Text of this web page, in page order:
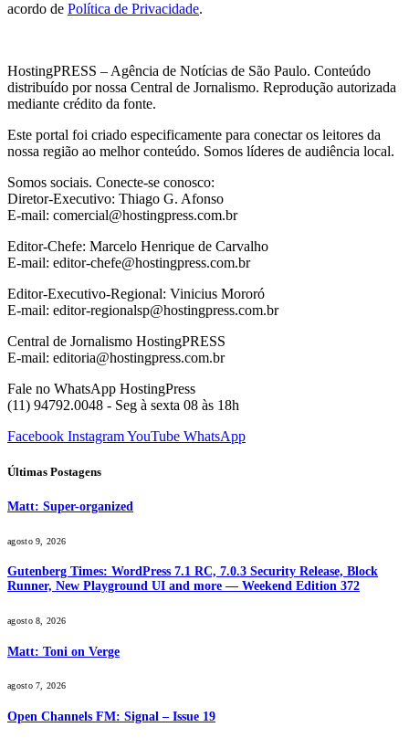
acordo de Política de Privacidade.
HostingPRESS – Agência de Notícias de São Paulo. Conteúdo
distribuído por nossa Central de Jornalismo. Reprodução autorizada
mediante crédito da fonte.
Este portal foi criado especificamente para conectar os leitores da
nossa região ao melhor conteúdo. Somos líderes de audiência local.
Somos sociais. Conecte-se conosco:
Diretor-Executivo: Thiago G. Afonso
E-mail: comercial@hostingpress.com.br
Editor-Chefe: Marcelo Henrique de Carvalho
E-mail: editor-chefe@hostingpress.com.br
Editor-Executivo-Regional: Vinicius Mororó
E-mail: editor-regionalsp@hostingpress.com.br
Central de Jornalismo HostingPRESS
E-mail: editoria@hostingpress.com.br
Fale no WhatsApp HostingPress
(11) 94792.0048 - Seg à sexta 08 às 18h
Facebook InstagramYouTube WhatsApp
Últimas Postagens
Matt: Super-organized
agosto 9, 2026
Gutenberg Times: WordPress 7.1 RC, 7.0.3 Security Release, Block
Runner, New Playground UI and more — Weekend Edition 372
agosto 8, 2026
Matt: Toni on Verge
agosto 7, 2026
Open Channels FM: Signal – Issue 19